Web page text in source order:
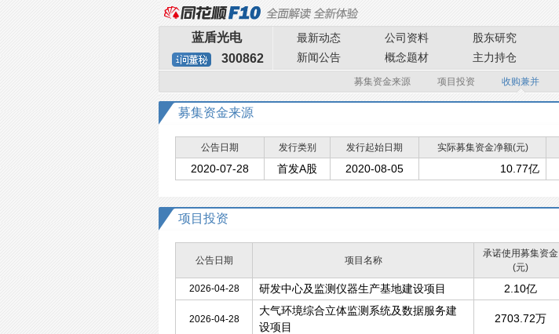
蓝盾光电
300862
最新动态 公司资料 股东研究
新闻公告
概念题材 主力持仓
募集资金来源 项目投资 收购兼并
募集资金来源
公告日期 发行类别 发行起始日期 实际募集资金净额(元)
2020-07-28 首发A股 2020-08-05 10.77亿
项目投资
公告日期 项目名称
承诺使用募集资金
(元)
2026-04-28
研发中心及监测仪器生产基地建设项目 2.10亿
2026-04-28
大气环境综合立体监测系统及数据服务建
设项目
2703.72万